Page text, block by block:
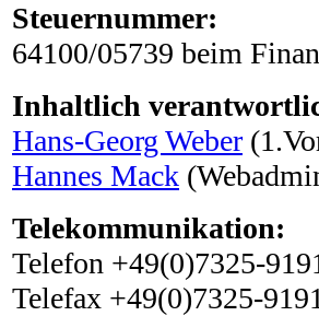
Steuernummer:
64100/05739 beim
Inhaltlich
Hans-Georg Weber
Hannes Mack
Telekommunikation:
Telefon +49(0)7325-
Telefax +49(0)7325-